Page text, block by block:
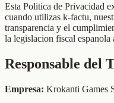
Esta Politica de Privacidad
cuando utilizas k-factu,
transparencia y el
la legislacion fiscal espanola
Responsable del
Empresa: Krokanti Games